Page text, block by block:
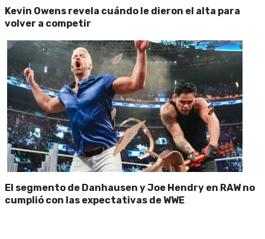
Kevin Owens revela cuándo le dieron el alta para
volver a competir
El segmento de Danhausen y Joe Hendry en RAW no
cumplió con las expectativas de WWE